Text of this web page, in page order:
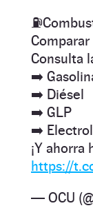
Consulta
➡️
➡️ Diésel
➡️ GLP
➡️
¡Y ahorra
https://
— OCU